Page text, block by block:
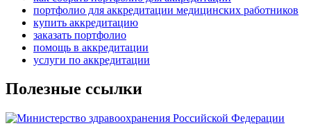
портфолио для аккредитации медицинских работников
купить аккредитацию
заказать портфолио
помощь в аккредитации
услуги по аккредитации
Полезные ссылки